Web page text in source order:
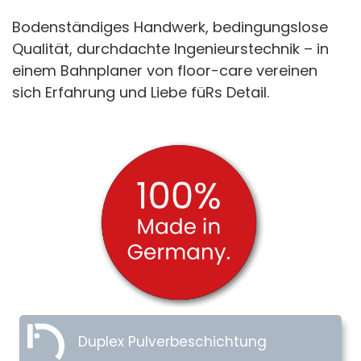
Bodenständiges Handwerk, bedingungslose
Qualität, durchdachte Ingenieurstechnik – in
einem Bahnplaner von floor-care vereinen
sich Erfahrung und Liebe füRs Detail.
Duplex Pulverbeschichtung